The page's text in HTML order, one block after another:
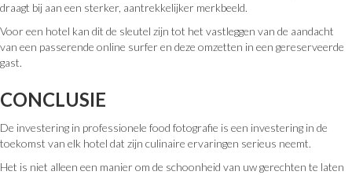
draagt bij aan een sterker, aantrekkelijker merkbeeld.
Voor een hotel kan dit de sleutel zijn tot het vastleggen van de aandacht
van een passerende online surfer en deze omzetten in een gereserveerde
gast.
CONCLUSIE
De investering in professionele food fotografie is een investering in de
toekomst van elk hotel dat zijn culinaire ervaringen serieus neemt.
Het is niet alleen een manier om de schoonheid van uw gerechten te laten